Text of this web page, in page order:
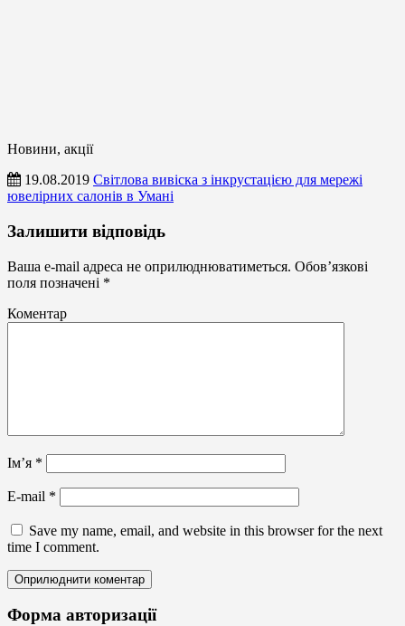
Новини, акції
19.08.2019 Світлова вивіска з інкрустацією для мережі
ювелірних салонів в Умані
Новини,
Залишити відповідь
Ваша e-mail адреса не оприлюднюватиметься. Обов’язкові
поля позначені *
Коментар
Ім’я *
E-mail *
Save my name, email, and website in this browser for the next
time I comment.
Форма авторизації